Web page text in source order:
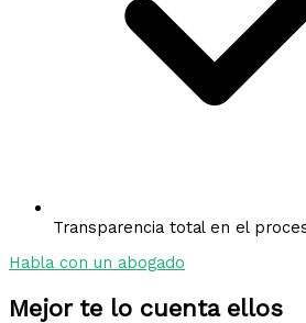
Transparencia total en el
Habla con un abogado
Mejor te lo cuenta ellos